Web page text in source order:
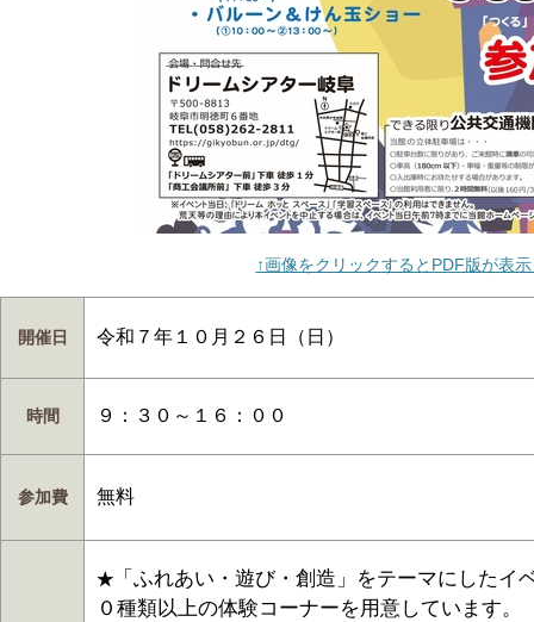
↑画像をクリックするとPDF版が表
開催日 令和７年１０月２６日（日）
時間 ９：３０～１６：００
参加費 無料
★
「ふれあい・遊び・創造」をテーマにした
０種類以上の体験コーナーを用意しています。